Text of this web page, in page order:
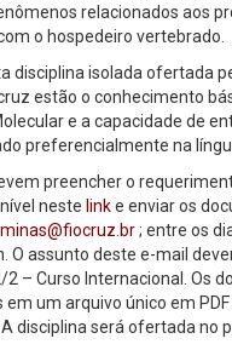
relacionados aos
o hospedeiro vertebrado.
disciplina isolada ofertada
estão o conhecimento
e a capacidade de
preferencialmente na
preencher o
neste linke enviar os
; entre os
O assunto deste e-mail
2 – Curso Internacional. Os
um arquivo único em
disciplina será ofertada no